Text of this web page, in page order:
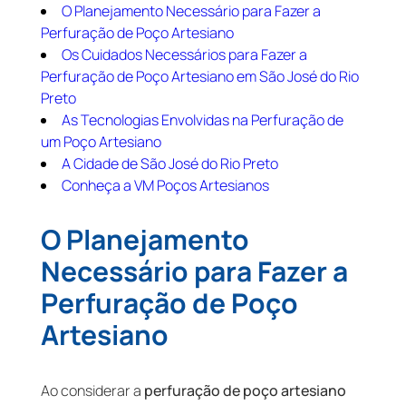
O Planejamento Necessário para Fazer a
Perfuração de Poço Artesiano
Os Cuidados Necessários para Fazer a
Perfuração de Poço Artesiano em São José do Rio
Preto
As Tecnologias Envolvidas na Perfuração de
um Poço Artesiano
A Cidade de São José do Rio Preto
Conheça a VM Poços Artesianos
O Planejamento
Necessário para Fazer a
Perfuração de Poço
Artesiano
Ao considerar a perfuração de poço artesiano